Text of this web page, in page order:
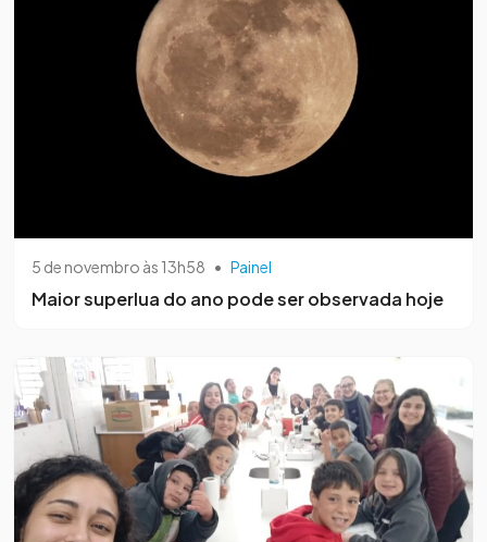
5 de novembro às 13h58 • Painel
Maior superlua do ano pode ser observada hoje